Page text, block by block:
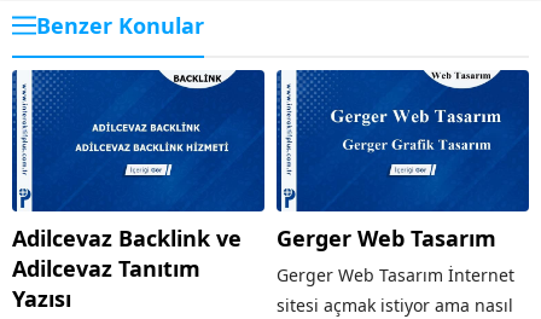
Benzer Konular
Adilcevaz Backlink ve
Adilcevaz Tanıtım
Yazısı
Gerger Web Tasarım
Gerger Web Tasarım İnternet
sitesi açmak istiyor ama nasıl